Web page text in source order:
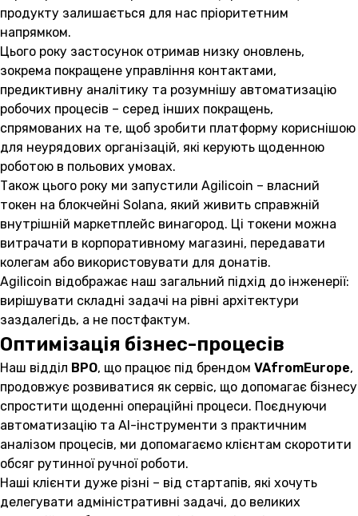
продукту залишається для нас пріоритетним
напрямком.
Цього року застосунок отримав низку оновлень,
зокрема покращене управління контактами,
предиктивну аналітику та розумнішу автоматизацію
робочих процесів – серед інших покращень,
спрямованих на те, щоб зробити платформу кориснішою
для неурядових організацій, які керують щоденною
роботою в польових умовах.
Також цього року ми запустили Agilicoin – власний
токен на блокчейні Solana, який живить справжній
внутрішній маркетплейс винагород. Ці токени можна
витрачати в корпоративному магазині, передавати
колегам або використовувати для донатів.
Agilicoin відображає наш загальний підхід до інженерії:
вирішувати складні задачі на рівні архітектури
заздалегідь, а не постфактум.
Оптимізація бізнес-процесів
Наш відділ BPO, що працює під брендом VAfromEurope,
продовжує розвиватися як сервіс, що допомагає бізнесу
спростити щоденні операційні процеси. Поєднуючи
автоматизацію та AI-інструменти з практичним
аналізом процесів, ми допомагаємо клієнтам скоротити
обсяг рутинної ручної роботи.
Наші клієнти дуже різні – від стартапів, які хочуть
делегувати адміністративні задачі, до великих